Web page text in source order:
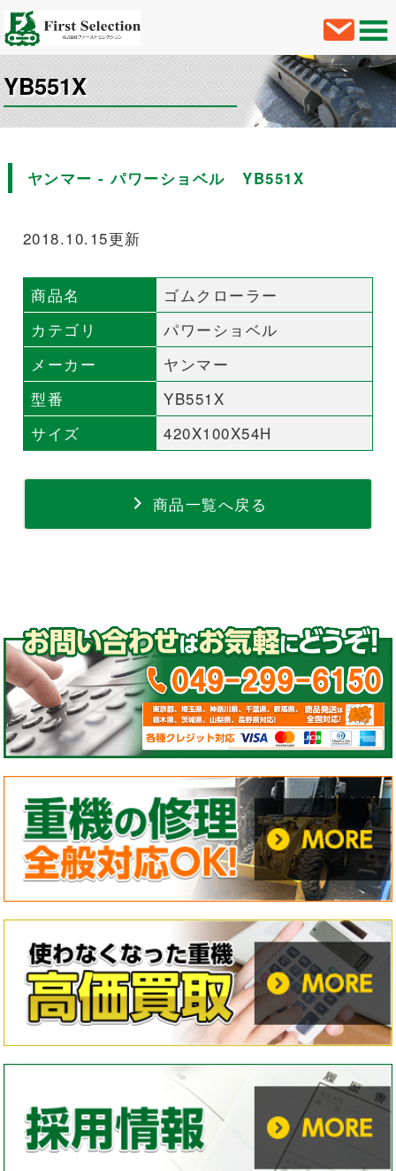
YB551X
ヤンマー - パワーショベル YB551X
2018.10.15更新
商品名
ゴムクローラー
カテゴリ
パワーショベル
メーカー
ヤンマー
型番
YB551X
サイズ
420X100X54H
商品一覧へ戻る